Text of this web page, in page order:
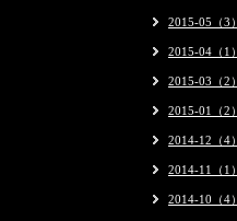
2015-05（3）
2015-04（1）
2015-03（2）
2015-01（2）
2014-12（4）
2014-11（1）
2014-10（4）